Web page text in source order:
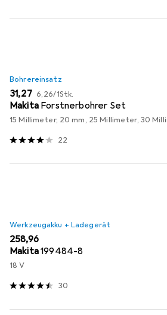
Bohrereinsatz
EUR
31,27 EUR
6,26/1Stk.
Makita Forstnerbohrer Set
15 Millimeter, 20 mm, 25 Millimeter, 30
22
Werkzeugakku + Ladegerät
EUR
258,96
Makita199484-8
18 V
30